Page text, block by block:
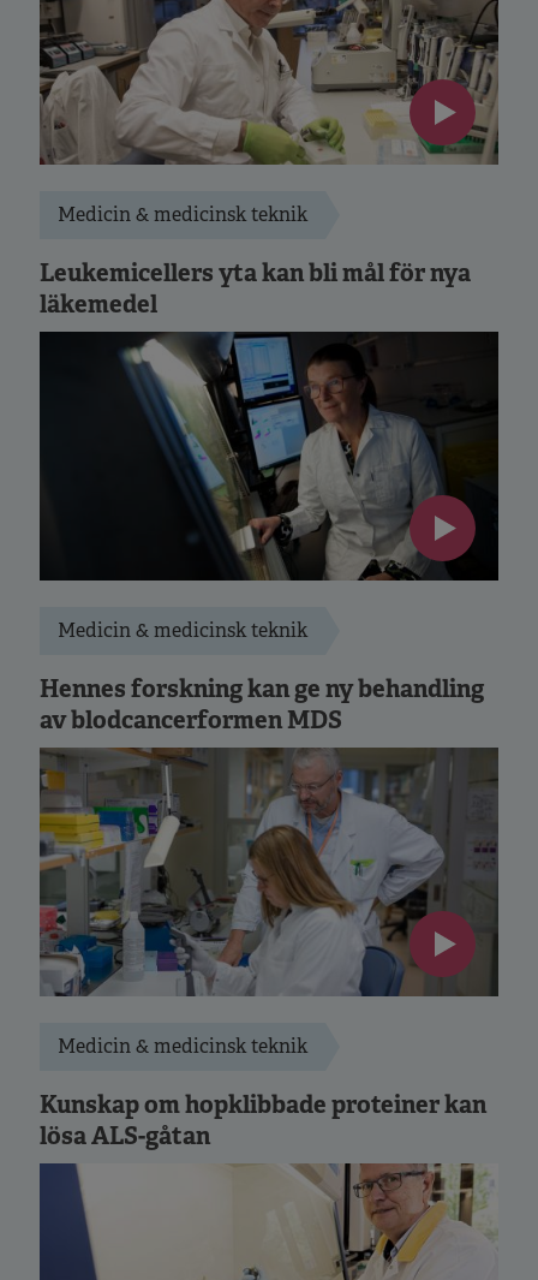
Medicin & medicinsk teknik
Leukemicellers yta kan bli mål för nya
läkemedel
Medicin & medicinsk teknik
Hennes forskning kan ge ny behandling
av blodcancerformen MDS
Medicin & medicinsk teknik
Kunskap om hopklibbade proteiner kan
lösa ALS-gåtan